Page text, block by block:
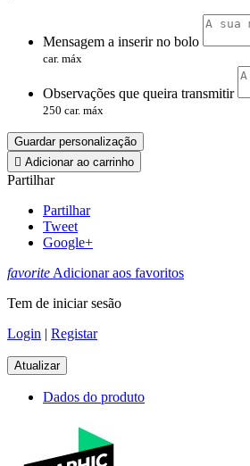
Mensagem a inserir no bolo
car. máx
Observações que queira transmitir
250 car. máx
Guardar personalização
 Adicionar ao carrinho
Partilhar
Partilhar
Tweet
Google+
favorite Adicionar aos favoritos
Tem de iniciar sesão
Login | Registar
Dados do produto